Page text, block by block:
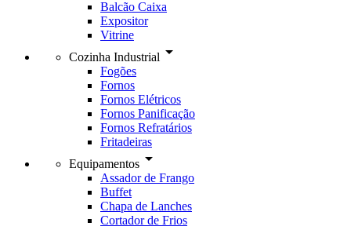
Balcão Caixa
Expositor
Vitrine
Cozinha Industrial arrow_drop_down
Fogões
Fornos
Fornos Elétricos
Fornos Panificação
Fornos Refratários
Fritadeiras
Equipamentos arrow_drop_down
Assador de Frango
Buffet
Chapa de Lanches
Cortador de Frios